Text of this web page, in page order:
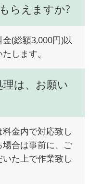
らえますか?
(総額3,000円)以
します。
は、お願い
金内で対応致し
場合は事前に、ご
た上で作業致し